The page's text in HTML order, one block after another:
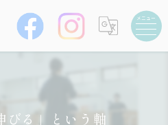
びる」という軸